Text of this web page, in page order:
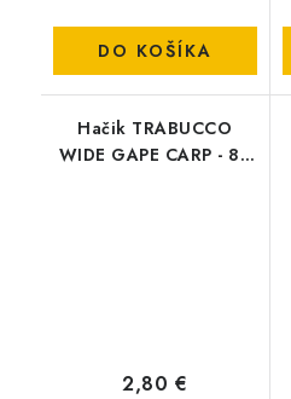
DO KOŠÍKA
Hačik TRABUCCO
WIDE GAPE CARP - 8 -
2,80 €